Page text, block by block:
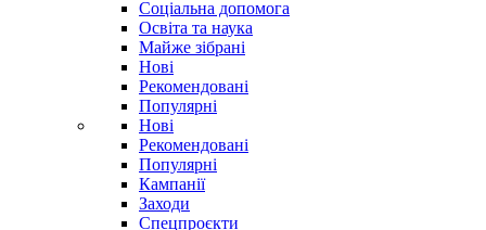
Соціальна допомога
Освіта та наука
Майже зібрані
Нові
Рекомендовані
Популярні
Нові
Рекомендовані
Популярні
Кампанії
Заходи
Спецпроєкти